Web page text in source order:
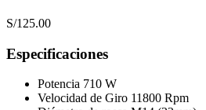
S/125.00
Especificaciones
Potencia 710 W
Velocidad de Giro 11800 Rpm